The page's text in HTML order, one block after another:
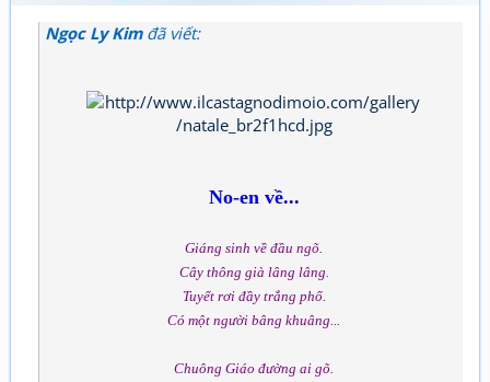
Ngọc Ly Kimđã viết:
No-en về...
Giáng sinh về đầu ngõ.
Cây thông già lâng lâng.
Tuyết rơi đầy trắng phố.
Có một người bâng khuâng...
Chuông Giáo đường ai gõ.